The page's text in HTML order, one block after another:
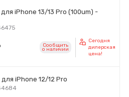
iPhone 13/13 Pro (100um) -
Сообщить
o наличии
Сегодня
дилерская
цена!
iPhone 12/12 Pro